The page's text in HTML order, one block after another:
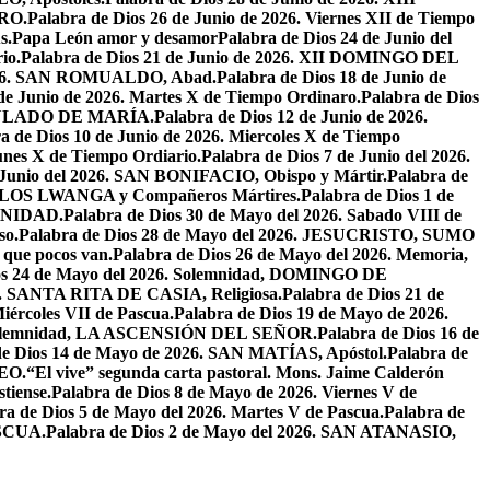
Palabra de Dios 26 de Junio de 2026. Viernes XII de Tiempo
Papa León amor y desamorPalabra de Dios 24 de Junio del
Palabra de Dios 21 de Junio de 2026. XII DOMINGO DEL
SAN ROMUALDO, Abad.Palabra de Dios 18 de Junio de
Junio de 2026. Martes X de Tiempo Ordinaro.Palabra de Dios
DE MARÍA.Palabra de Dios 12 de Junio de 2026.
de Dios 10 de Junio de 2026. Miercoles X de Tiempo
X de Tiempo Ordiario.Palabra de Dios 7 de Junio del 2026.
del 2026. SAN BONIFACIO, Obispo y Mártir.Palabra de
LWANGA y Compañeros Mártires.Palabra de Dios 1 de
Palabra de Dios 30 de Mayo del 2026. Sabado VIII de
Palabra de Dios 28 de Mayo del 2026. JESUCRISTO, SUMO
pocos van.Palabra de Dios 26 de Mayo del 2026. Memoria,
24 de Mayo del 2026. Solemnidad, DOMINGO DE
SANTA RITA DE CASIA, Religiosa.Palabra de Dios 21 de
VII de Pascua.Palabra de Dios 19 de Mayo de 2026.
LA ASCENSIÓN DEL SEÑOR.Palabra de Dios 16 de
Dios 14 de Mayo de 2026. SAN MATÍAS, Apóstol.Palabra de
“El vive” segunda carta pastoral. Mons. Jaime Calderón
Palabra de Dios 8 de Mayo de 2026. Viernes V de
de Dios 5 de Mayo del 2026. Martes V de Pascua.Palabra de
Palabra de Dios 2 de Mayo del 2026. SAN ATANASIO,